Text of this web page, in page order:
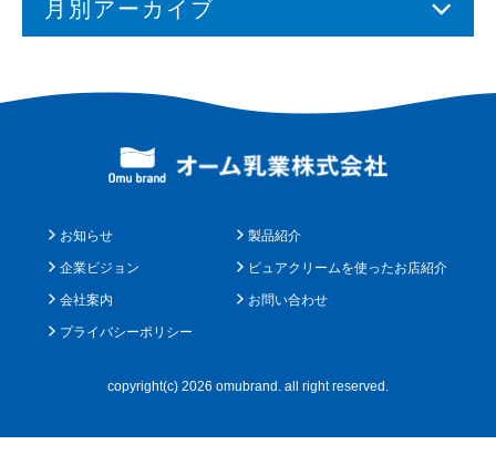
月別アーカイブ
お知らせ
企業ビジョン
会社案内
プライバシーポリシー
製品紹介
ピュアクリームを使ったお店紹介
お問い合わせ
copyright(c) 2026 omubrand. all right reserved.